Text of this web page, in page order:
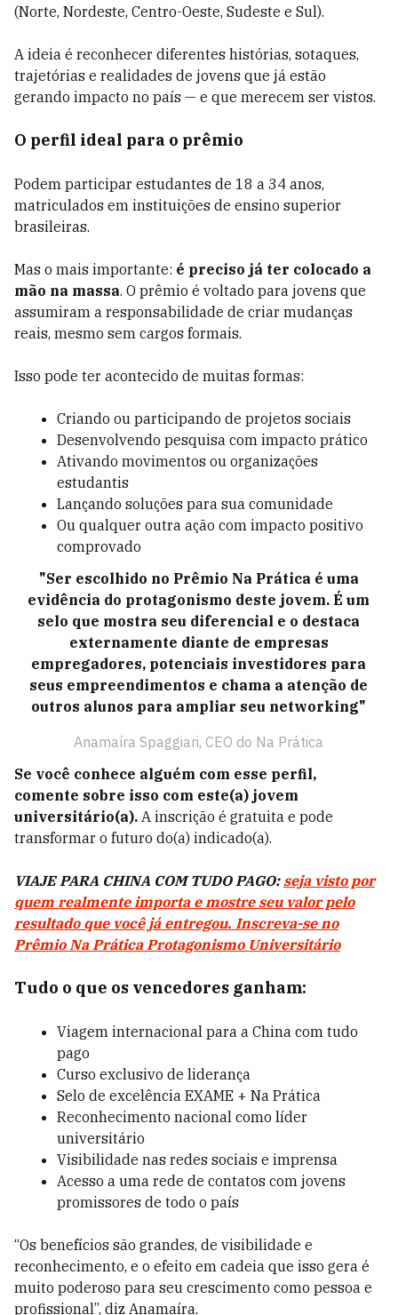
(Norte, Nordeste, Centro-Oeste, Sudeste e Sul).
A ideia é reconhecer diferentes histórias, sotaques,
trajetórias e realidades de jovens que já estão
gerando impacto no país — e que merecem ser vistos.
O perfil ideal para o prêmio
Podem participar estudantes de 18 a 34 anos,
matriculados em instituições de ensino superior
brasileiras.
Mas o mais importante: é preciso já ter colocado a
mão na massa. O prêmio é voltado para jovens que
assumiram a responsabilidade de criar mudanças
reais, mesmo sem cargos formais.
Isso pode ter acontecido de muitas formas:
Criando ou participando de projetos sociais
Desenvolvendo pesquisa com impacto prático
Ativando movimentos ou organizações
estudantis
Lançando soluções para sua comunidade
Ou qualquer outra ação com impacto positivo
comprovado
"Ser escolhido no Prêmio Na Prática é uma
evidência do protagonismo deste jovem. É um
selo que mostra seu diferencial e o destaca
externamente diante de empresas
empregadores, potenciais investidores para
seus empreendimentos e chama a atenção de
outros alunos para ampliar seu networking"
Anamaíra Spaggiari, CEO do Na Prática
Se você conhece alguém com esse perfil,
comente sobre isso com este(a) jovem
universitário(a). A inscrição é gratuita e pode
transformar o futuro do(a) indicado(a).
VIAJE PARA CHINA COM TUDO PAGO:seja visto por
quem realmente importa e mostre seu valor pelo
resultado que você já entregou. Inscreva-se no
Prêmio Na Prática Protagonismo Universitário
Tudo o que os vencedores ganham:
Viagem internacional para a China com tudo
pago
Curso exclusivo de liderança
Selo de excelência EXAME + Na Prática
Reconhecimento nacional como líder
universitário
Visibilidade nas redes sociais e imprensa
Acesso a uma rede de contatos com jovens
promissores de todo o país
“Os benefícios são grandes, de visibilidade e
reconhecimento, e o efeito em cadeia que isso gera é
muito poderoso para seu crescimento como pessoa e
profissional”, diz Anamaíra.